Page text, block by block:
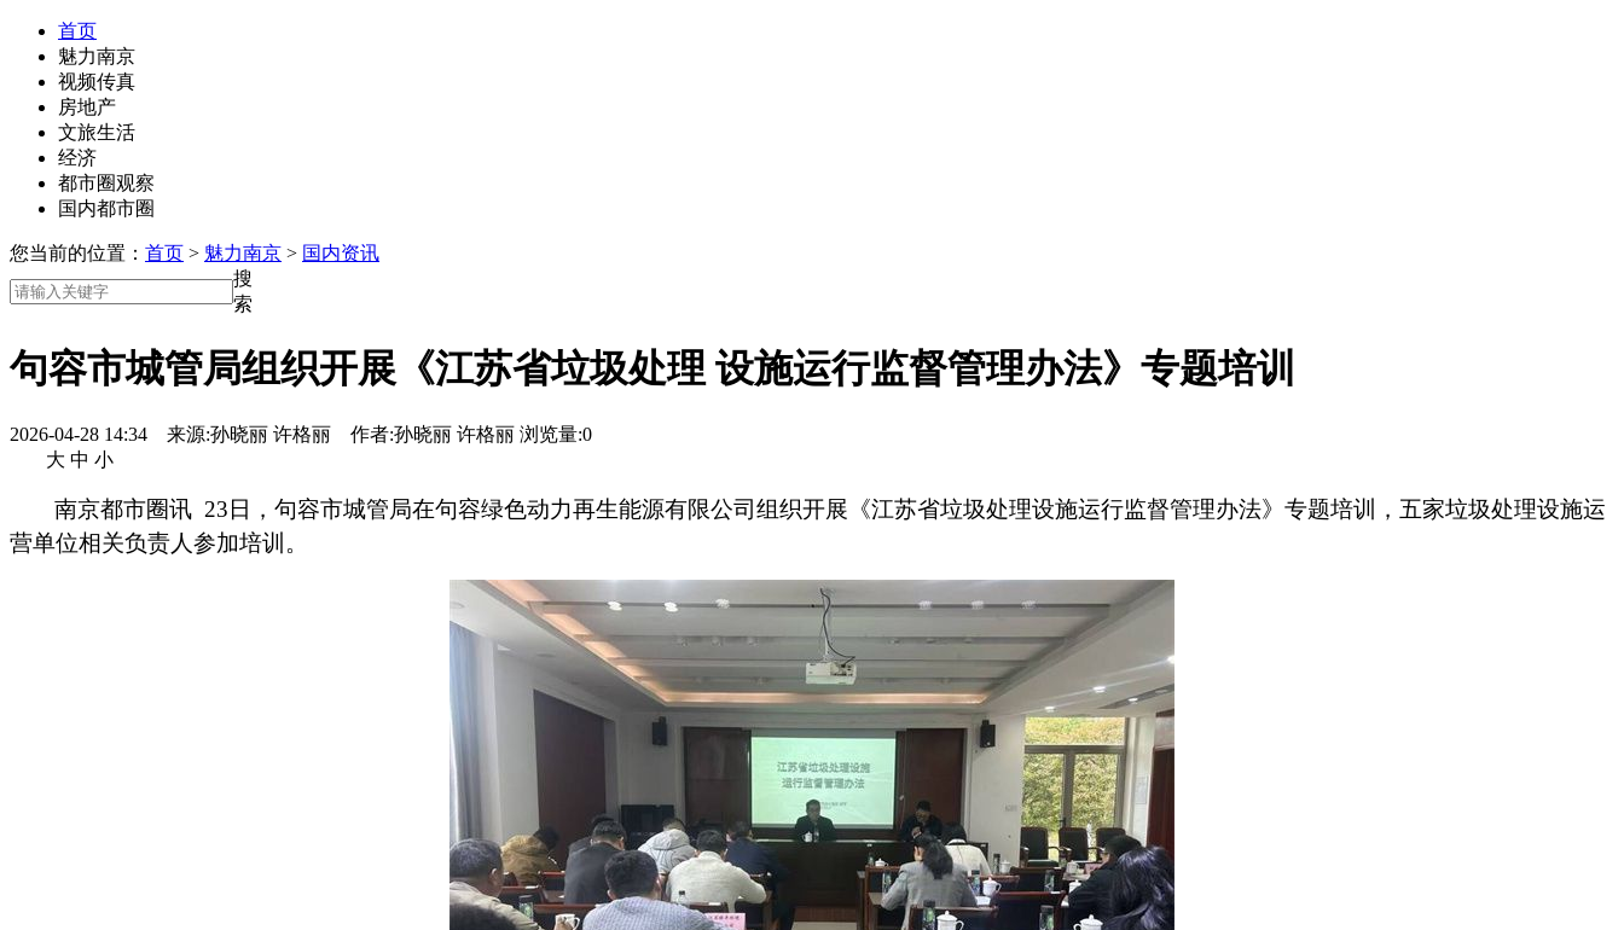
首页
魅力南京
视频传真
房地产
文旅生活
经济
都市圈观察
国内都市圈
您当前的位置： 首页 > 魅力南京 > 国内资讯
搜
索
句容市城管局组织开展《江苏省垃圾处理 设施运行监督管理办法》专题培训
2026-04-28 14:34 来源:孙晓丽 许格丽 作者:孙晓丽 许格丽 浏览量:0
大 中 小
南京都市圈讯 23日，句容市城管局在句容绿色动力再生能源有限公司组织开展《江苏省垃圾处理设施运行监督管理办法》专题培训， 五家垃圾处理设施运
营单位相关负责人参加培训。